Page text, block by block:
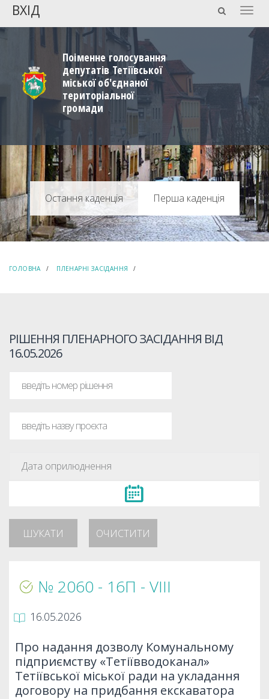
ВХІД
Поіменне голосування
депутатів Тетіївської
міської об'єднаної
територіальної
громади
Перша каденція
ГОЛОВНА ПЛЕНАРНІ ЗАСІДАННЯ
РІШЕННЯ ПЛЕНАРНОГО ЗАСІДАННЯ ВІД
16.05.2026
ШУКАТИ ОЧИСТИТИ
№ 2060 - 16П - VIII
16.05.2026
Про надання дозволу Комунальному
підприємству «Тетіївводоканал»
Тетіївської міської ради на укладання
договору на придбання екскаватора